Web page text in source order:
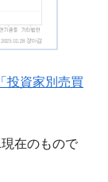
性「なさす
ブズブ沈む。
衆国企業に対
投資家別売買
在のもので